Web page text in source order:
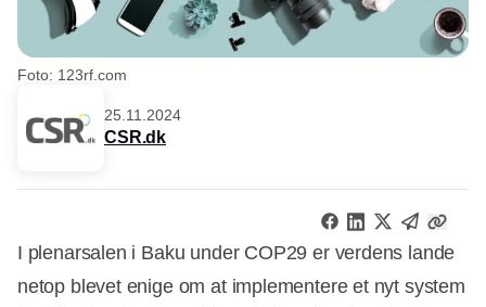
Foto: 123rf.com
25.11.2024
CSR.dk
I plenarsalen i Baku under COP29 er verdens lande
netop blevet enige om at implementere et nyt system